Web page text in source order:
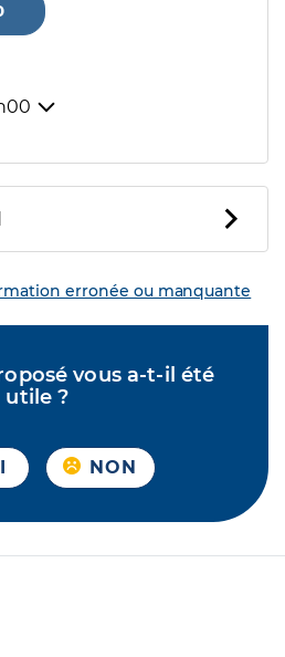
erronée ou manquante
vous a-t-il été
utile ?
NON